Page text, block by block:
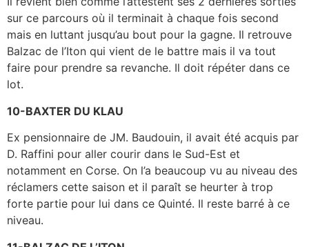
sur ce parcours où il terminait à chaque fois second
mais en luttant jusqu’au bout pour la gagne. Il retrouve
Balzac de l’Iton qui vient de le battre mais il va tout
faire pour prendre sa revanche. Il doit répéter dans ce
lot.
10-BAXTER DU KLAU
Ex pensionnaire de JM. Baudouin, il avait été acquis par
D. Raffini pour aller courir dans le Sud-Est et
notamment en Corse. On l’a beaucoup vu au niveau des
réclamers cette saison et il paraît se heurter à trop
forte partie pour lui dans ce Quinté. Il reste barré à ce
niveau.